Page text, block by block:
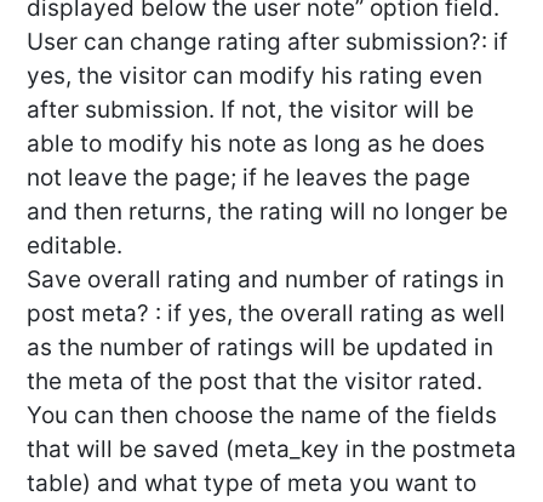
displayed below the user note” option field.
User can change rating after submission?: if
yes, the visitor can modify his rating even
after submission. If not, the visitor will be
able to modify his note as long as he does
not leave the page; if he leaves the page
and then returns, the rating will no longer be
editable.
Save overall rating and number of ratings in
post meta? : if yes, the overall rating as well
as the number of ratings will be updated in
the meta of the post that the visitor rated.
You can then choose the name of the fields
that will be saved (meta_key in the postmeta
table) and what type of meta you want to